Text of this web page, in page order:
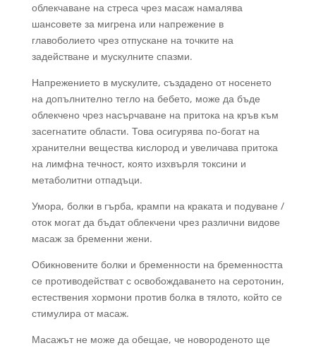
облекчаване на стреса чрез масаж намалява
шансовете за мигрена или напрежение в
главоболието чрез отпускане на точките на
задействане и мускулните спазми.
Напрежението в мускулите, създадено от носенето
на допълнително тегло на бебето, може да бъде
облекчено чрез насърчаване на притока на кръв към
засегнатите области. Това осигурява по-богат на
хранителни вещества кислород и увеличава притока
на лимфна течност, която изхвърля токсини и
метаболитни отпадъци.
Умора, болки в гърба, крампи на краката и подуване /
оток могат да бъдат облекчени чрез различни видове
масаж за бременни жени.
Обикновените болки и бременности на бременността
се противодействат с освобождаването на серотонин,
естествения хормони против болка в тялото, който се
стимулира от масаж.
Масажът не може да обещае, че новороденото ще